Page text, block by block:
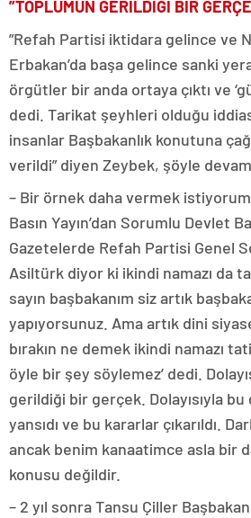
”TOPLUMUN GERİLDİĞİ BİR
”Refah Partisi iktidara gelince ve
Erbakan’da başa gelince sanki
örgütler bir anda ortaya çıktı ve
dedi. Tarikat şeyhleri olduğu
insanlar Başbakanlık konutuna
verildi” diyen Zeybek, şöyle
– Bir örnek daha vermek
Basın Yayın’dan Sorumlu Devlet
Gazetelerde Refah Partisi Genel
Asiltürk diyor ki ikindi namazı da
sayın başbakanım siz artık
yapıyorsunuz. Ama artık dini
bırakın ne demek ikindi namazı
öyle bir şey söylemez’ dedi.
gerildiği bir gerçek. Dolayısıyla bu
yansıdı ve bu kararlar çıkarıldı.
ancak benim kanaatimce asla bir
konusu değildir.
– 2 yıl sonra Tansu Çiller